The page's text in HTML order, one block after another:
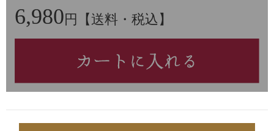
6,980 円【送料・税込】